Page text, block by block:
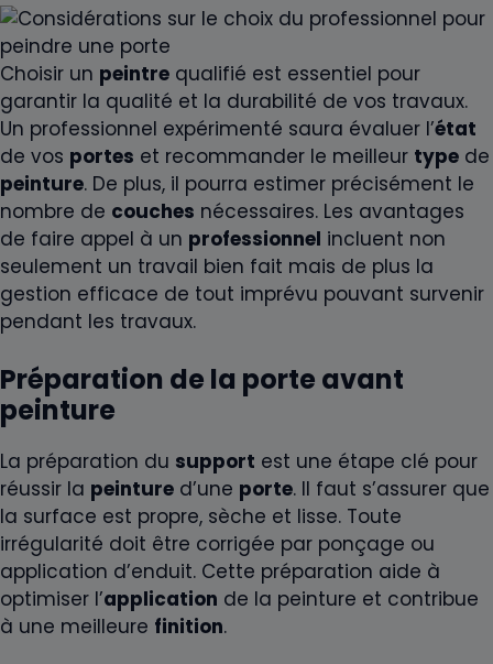
Choisir un peintre qualifié est essentiel pour
garantir la qualité et la durabilité de vos travaux.
Un professionnel expérimenté saura évaluer l’état
de vos portes et recommander le meilleur type de
peinture. De plus, il pourra estimer précisément le
nombre de couches nécessaires. Les avantages
de faire appel à un professionnel incluent non
seulement un travail bien fait mais de plus la
gestion efficace de tout imprévu pouvant survenir
pendant les travaux.
Préparation de la porte avant
peinture
La préparation du support est une étape clé pour
réussir la peinture d’une porte. Il faut s’assurer que
la surface est propre, sèche et lisse. Toute
irrégularité doit être corrigée par ponçage ou
application d’enduit. Cette préparation aide à
optimiser l’application de la peinture et contribue
à une meilleure finition.